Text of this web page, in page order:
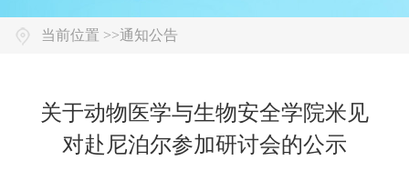
当前位置 >>通知公告
关于动物医学与生物安全学院米见
对赴尼泊尔参加研讨会的公示